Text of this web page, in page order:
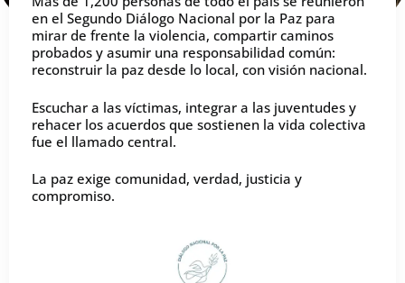
en el Segundo Diálogo Nacional por la Paz para
mirar de frente la violencia, compartir caminos
probados y asumir una responsabilidad común:
reconstruir la paz desde lo local, con visión nacional.
Escuchar a las víctimas, integrar a las juventudes y
rehacer los acuerdos que sostienen la vida colectiva
fue el llamado central.
La paz exige comunidad, verdad, justicia y
compromiso.